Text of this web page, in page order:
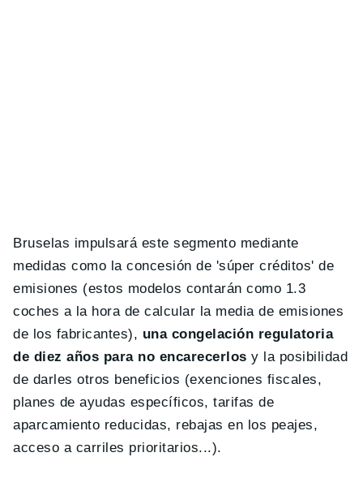
Bruselas impulsará este segmento mediante
medidas como la concesión de 'súper créditos' de
emisiones (estos modelos contarán como 1.3
coches a la hora de calcular la media de emisiones
de los fabricantes), una congelación regulatoria
de diez años para no encarecerlos y la posibilidad
de darles otros beneficios (exenciones fiscales,
planes de ayudas específicos, tarifas de
aparcamiento reducidas, rebajas en los peajes,
acceso a carriles prioritarios...).